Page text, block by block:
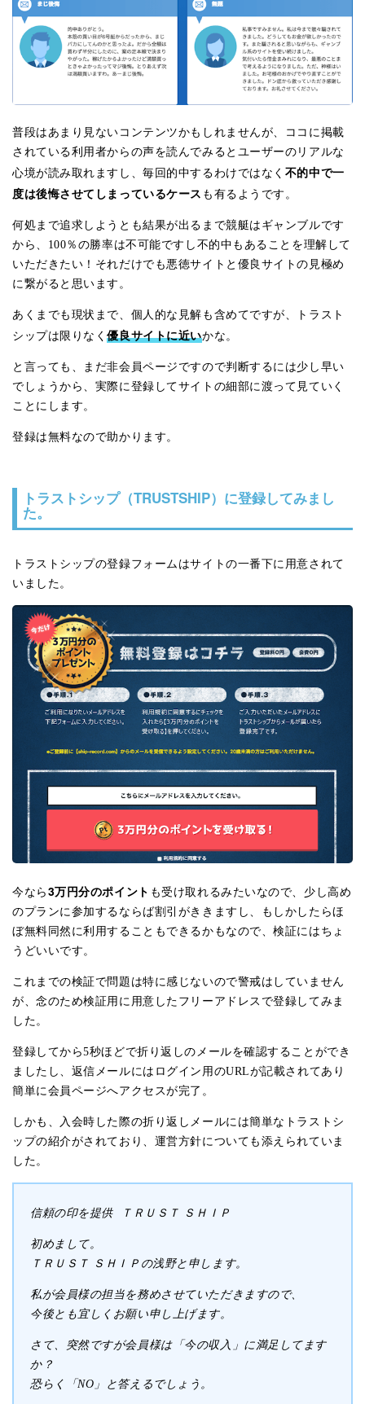
普段はあまり見ないコンテンツかもしれませんが、ココに掲載
されている利用者からの声を読んでみるとユーザーのリアルな
心境が読み取れますし、毎回的中するわけではなく 不的中で一
度は後悔させてしまっているケース も有るようです。
何処まで追求しようとも結果が出るまで競艇はギャンブルです
から、100％の勝率は不可能ですし不的中もあることを理解して
いただきたい！それだけでも悪徳サイトと優良サイトの見極め
に繋がると思います。
あくまでも現状まで、個人的な見解も含めてですが、トラスト
シップは限りなく優良サイトに近いかな。
と言っても、まだ非会員ページですので判断するには少し早い
でしょうから、実際に登録してサイトの細部に渡って見ていく
ことにします。
登録は無料なので助かります。
トラストシップ（TRUSTSHIP）に登録してみまし
た。
トラストシップの登録フォームはサイトの一番下に用意されて
いました。
今なら 3万円分のポイント も受け取れるみたいなので、少し高め
のプランに参加するならば割引がききますし、もしかしたらほ
ぼ無料同然に利用することもできるかもなので、検証にはちょ
うどいいです。
これまでの検証で問題は特に感じないので警戒はしていません
が、念のため検証用に用意したフリーアドレスで登録してみま
した。
登録してから5秒ほどで折り返しのメールを確認することができ
ましたし、返信メールにはログイン用のURLが記載されてあり
簡単に会員ページへアクセスが完了。
しかも、入会時した際の折り返しメールには簡単なトラストシ
ップの紹介がされており、運営方針についても添えられていま
した。
信頼の印を提供 ＴＲＵＳＴ ＳＨＩＰ
初めまして。
ＴＲＵＳＴ ＳＨＩＰの浅野と申します。
私が会員様の担当を務めさせていただきますので、
今後とも宜しくお願い申し上げます。
さて、突然ですが会員様は「今の収入」に満足してます
か？
恐らく「NO」と答えるでしょう。